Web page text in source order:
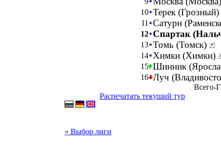
10 Терек (Грозный)
11 Сатурн
12 Спартак
13 Томь (Томск)
14 Химки (Химки)
15 Шинник
16 Луч
Распечатать текущий тур
« Выбор лиги